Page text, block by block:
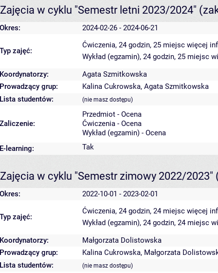
Zajęcia w cyklu "Semestr letni 2023/2024"
Okres: 2024-02-26 - 2024-06-21
Typ zajęć:
Ćwiczenia, 24 godzin, 25 miejsc więcej
Wykład (egzamin), 24 godzin, 25 miejsc
Koordynatorzy:
Agata Szmitkowska
Prowadzący grup:
Kalina Cukrowska, Agata Szmitkowska
Lista studentów:
(nie masz dostępu)
Zaliczenie:
Przedmiot - Ocena
Ćwiczenia - Ocena
Wykład (egzamin) - Ocena
E-learning:
Tak
Zajęcia w cyklu "Semestr zimowy 2022/2023"
Okres: 2022-10-01 - 2023-02-01
Typ zajęć:
Ćwiczenia, 24 godzin, 24 miejsc więcej
Wykład (egzamin), 24 godzin, 24 miejsc
Koordynatorzy:
Małgorzata Dolistowska
Prowadzący grup:
Kalina Cukrowska, Małgorzata
Lista studentów:
(nie masz dostępu)